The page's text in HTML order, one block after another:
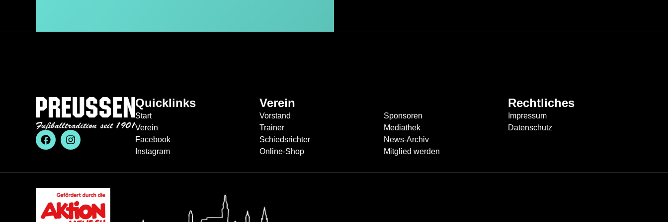
Quicklinks
Start
Verein
Facebook
Instagram
Verein
Vorstand
Trainer
Schiedsrichter
Online-Shop
Sponsoren
Mediathek
News-Archiv
Mitglied werden
Rechtliches
Impressum
Datenschutz